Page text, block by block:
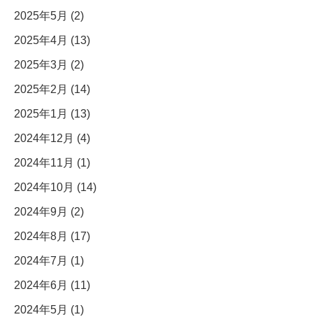
2025年5月 (2)
2025年4月 (13)
2025年3月 (2)
2025年2月 (14)
2025年1月 (13)
2024年12月 (4)
2024年11月 (1)
2024年10月 (14)
2024年9月 (2)
2024年8月 (17)
2024年7月 (1)
2024年6月 (11)
2024年5月 (1)